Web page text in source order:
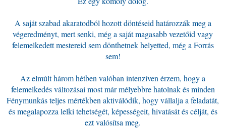
A saját szabad akaratodból hozott döntéseid határozzák meg a
végeredményt, mert senki, még a saját magasabb vezetőid vagy
felemelkedett mestereid sem dönthetnek helyetted, még a Forrás
sem!
Az elmúlt három hétben valóban intenzíven érzem, hogy a
felemelkedés változásai most már mélyebbre hatolnak és minden
Fénymunkás teljes mértékben aktiválódik, hogy vállalja a feladatát,
és megalapozza lelki tehetségét, képességeit, hivatását és célját, és
ezt valósítsa meg.